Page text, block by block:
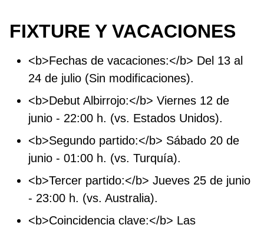
FIXTURE Y VACACIONES
<b>Fechas de vacaciones:</b> Del 13 al
24 de julio (Sin modificaciones).
<b>Debut Albirrojo:</b> Viernes 12 de
junio - 22:00 h. (vs. Estados Unidos).
<b>Segundo partido:</b> Sábado 20 de
junio - 01:00 h. (vs. Turquía).
<b>Tercer partido:</b> Jueves 25 de junio
- 23:00 h. (vs. Australia).
<b>Coincidencia clave:</b> Las